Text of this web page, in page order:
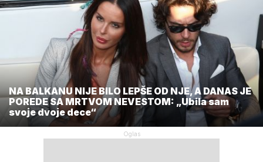
NA BALKANU NIJE BILO LEPŠE OD NJE, A DANAS JE
POREDE SA MRTVOM NEVESTOM: „Ubila sam
svoje dvoje dece“